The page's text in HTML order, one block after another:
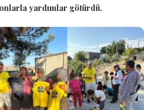
yardımlar götürdü.